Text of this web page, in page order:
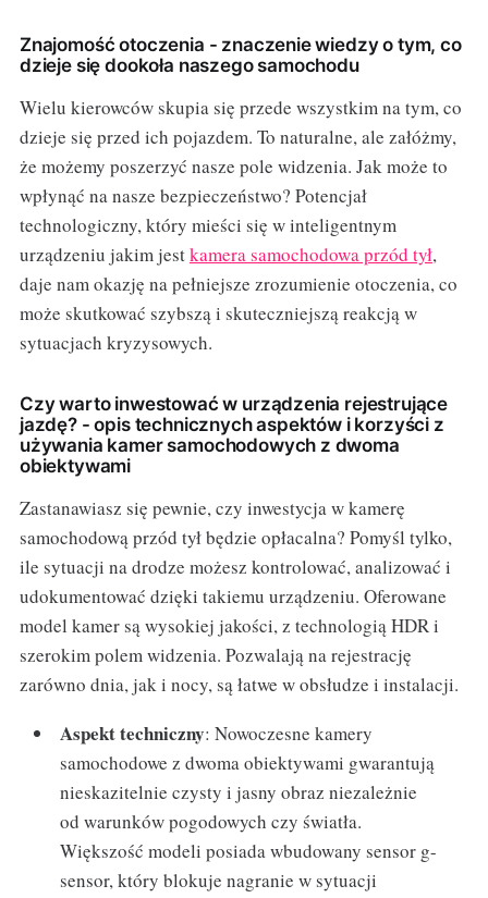
Znajomość otoczenia - znaczenie wiedzy o tym, co
dzieje się dookoła naszego samochodu
Wielu kierowców skupia się przede wszystkim na tym, co
dzieje się przed ich pojazdem. To naturalne, ale załóżmy,
że możemy poszerzyć nasze pole widzenia. Jak może to
wpłynąć na nasze bezpieczeństwo? Potencjał
technologiczny, który mieści się w inteligentnym
urządzeniu jakim jestkamera samochodowa przód tył,
daje nam okazję na pełniejsze zrozumienie otoczenia, co
może skutkować szybszą i skuteczniejszą reakcją w
sytuacjach kryzysowych.
Czy warto inwestować w urządzenia rejestrujące
jazdę? - opis technicznych aspektów i korzyści z
używania kamer samochodowych z dwoma
obiektywami
Zastanawiasz się pewnie, czy inwestycja w kamerę
samochodową przód tył będzie opłacalna? Pomyśl tylko,
ile sytuacji na drodze możesz kontrolować, analizować i
udokumentować dzięki takiemu urządzeniu. Oferowane
model kamer są wysokiej jakości, z technologią HDR i
szerokim polem widzenia. Pozwalają na rejestrację
zarówno dnia, jak i nocy, są łatwe w obsłudze i instalacji.
Aspekt techniczny: Nowoczesne kamery
samochodowe z dwoma obiektywami gwarantują
nieskazitelnie czysty i jasny obraz niezależnie
od warunków pogodowych czy światła.
Większość modeli posiada wbudowany sensor g-
sensor, który blokuje nagranie w sytuacji